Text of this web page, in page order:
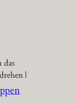
das
|